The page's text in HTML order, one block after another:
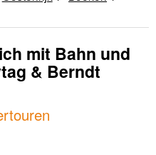
mit Bahn und
& Berndt